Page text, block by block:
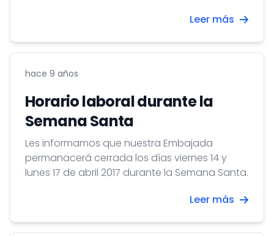
Leer más
hace 9 años
Horario laboral durante la
Semana Santa
Les informamos que nuestra Embajada
permanacerá cerrada los días viernes 14 y
lunes 17 de abril 2017 durante la Semana Santa.
Leer más